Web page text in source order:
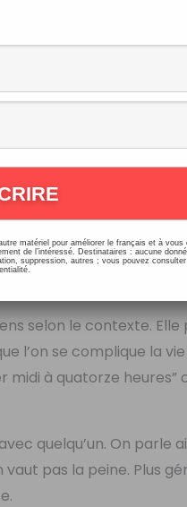
: elle évoque le
ainsi que, dans le
réfléchir à un
selon le contexte. Elle
l’on se complique la
à quatorze heures”
quelqu’un. On parle
vaut pas la peine. Plus
matériel pour améliorer le français et à
de l’intéressé. Destinataires : aucune
suppression, autres ; vous pouvez